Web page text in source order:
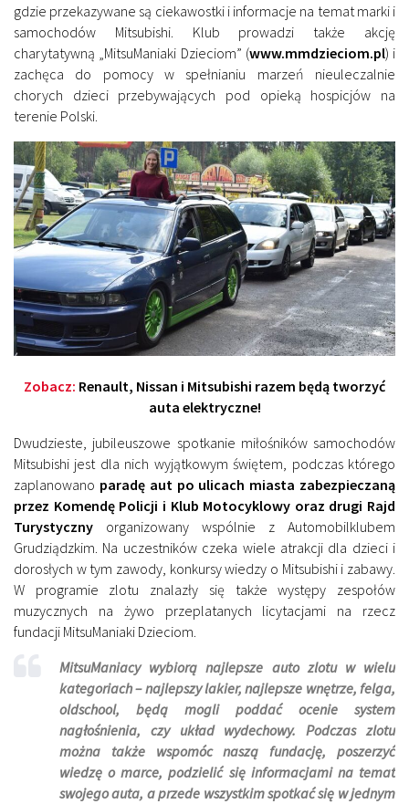
gdzie przekazywane są ciekawostki i informacje na temat marki i
samochodów Mitsubishi. Klub prowadzi także akcję
charytatywną „MitsuManiaki Dzieciom” (www.mmdzieciom.pl) i
zachęca do pomocy w spełnianiu marzeń nieuleczalnie
chorych dzieci przebywających pod opieką hospicjów na
terenie Polski.
Zobacz: Renault, Nissan i Mitsubishi razem będą tworzyć
auta elektryczne!
Dwudzieste, jubileuszowe spotkanie miłośników samochodów
Mitsubishi jest dla nich wyjątkowym świętem, podczas którego
zaplanowano paradę aut po ulicach miasta zabezpieczaną
przez Komendę Policji i Klub Motocyklowy oraz drugi Rajd
Turystyczny organizowany wspólnie z Automobilklubem
Grudziądzkim. Na uczestników czeka wiele atrakcji dla dzieci i
dorosłych w tym zawody, konkursy wiedzy o Mitsubishi i zabawy.
W programie zlotu znalazły się także występy zespołów
muzycznych na żywo przeplatanych licytacjami na rzecz
fundacji MitsuManiaki Dzieciom.
MitsuManiacy wybiorą najlepsze auto zlotu w wielu
kategoriach – najlepszy lakier, najlepsze wnętrze, felga,
oldschool, będą mogli poddać ocenie system
nagłośnienia, czy układ wydechowy. Podczas zlotu
można także wspomóc naszą fundację, poszerzyć
wiedzę o marce, podzielić się informacjami na temat
swojego auta, a przede wszystkim spotkać się w jednym